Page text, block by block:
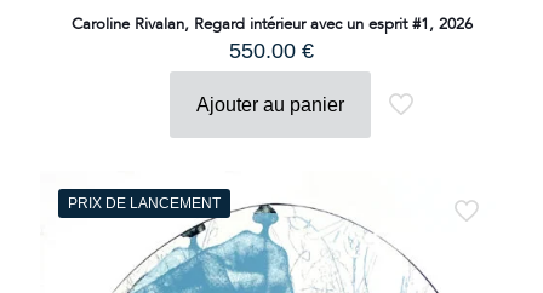
Caroline Rivalan, Regard intérieur avec un esprit #1, 2026
550.00 €
Ajouter au panier
PRIX DE LANCEMENT